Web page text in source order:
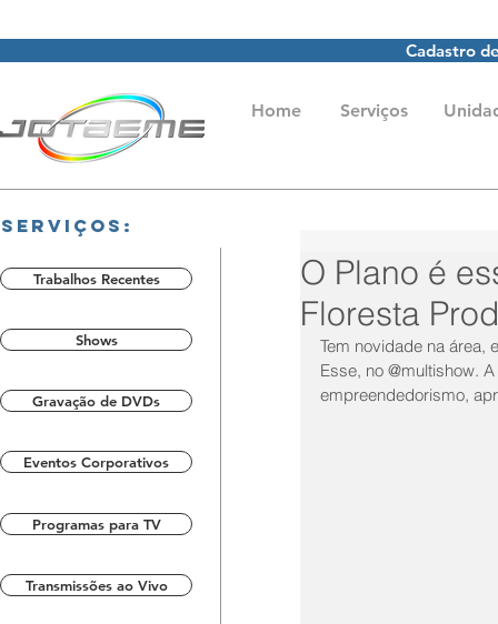
Cadastro
Home Serviços
Serviços:
Trabalhos Recentes
Shows
Gravação de DVDs
Eventos Corporativos
Programas para TV
Transmissões ao Vivo
O Plano é
Floresta
Tem novidade na área,
Esse, no @multishow.
empreendedorismo,